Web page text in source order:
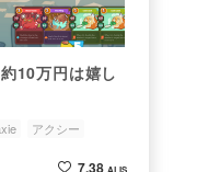
10万円は嬉し
アクシー
7.38 ALIS